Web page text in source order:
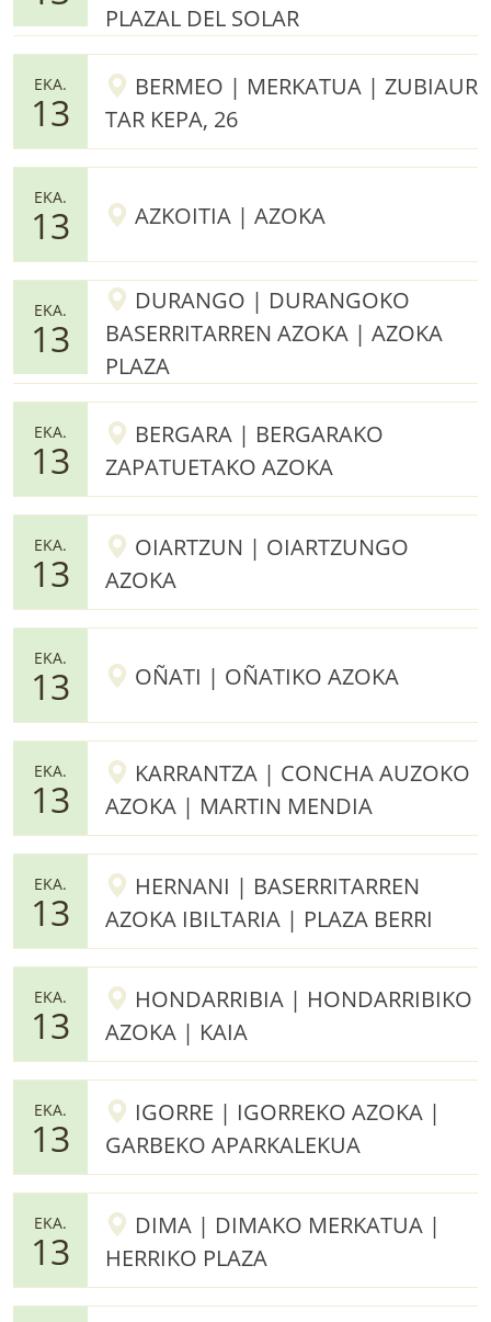
PLAZAL DEL SOLAR
EKA.
13
BERMEO | MERKATUA | ZUBIAUR
TAR KEPA, 26
EKA.
13 AZKOITIA | AZOKA
EKA.
13
DURANGO | DURANGOKO
BASERRITARREN AZOKA | AZOKA
PLAZA
EKA.
13
BERGARA | BERGARAKO
ZAPATUETAKO AZOKA
EKA.
13
OIARTZUN | OIARTZUNGO
AZOKA
EKA.
13 OÑATI | OÑATIKO AZOKA
EKA.
13
KARRANTZA | CONCHA AUZOKO
AZOKA | MARTIN MENDIA
EKA.
13
HERNANI | BASERRITARREN
AZOKA IBILTARIA | PLAZA BERRI
EKA.
13
HONDARRIBIA | HONDARRIBIKO
AZOKA | KAIA
EKA.
13
IGORRE | IGORREKO AZOKA |
GARBEKO APARKALEKUA
EKA.
13
DIMA | DIMAKO MERKATUA |
HERRIKO PLAZA